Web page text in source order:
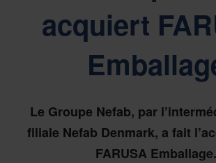
acquiert
Le Groupe Nefab, par
filiale Nefab Denmark, a fait
FARUSA Emballage.